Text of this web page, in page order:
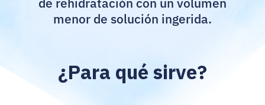
menor de solución ingerida.
¿Para qué sirve?